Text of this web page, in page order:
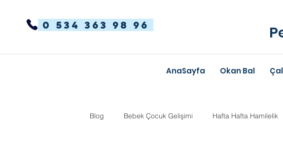
0 534 363 98 96
AnaSayfa Okan Bal
Blog Bebek Çocuk Gelişimi Hafta Hafta Hamilelik